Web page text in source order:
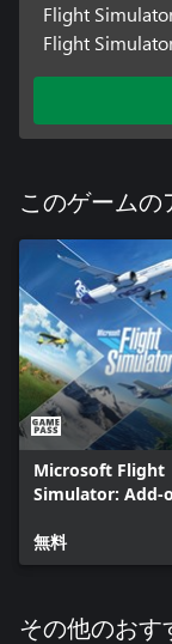
Flight
Flight
このゲームの
Microsoft Flight
Simulator: Add-
無料
その他のおす